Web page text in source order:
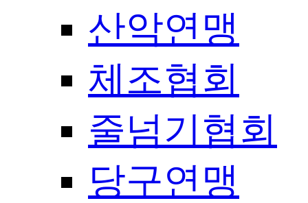
산악연맹
체조협회
줄넘기협회
당구연맹